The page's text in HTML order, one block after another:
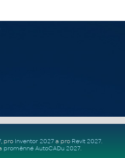
, pro Inventor 2027a pro Revit 2027.
proměnné AutoCADu 2027.